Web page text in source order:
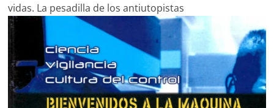
vidas. La pesadilla de los antiutopistas